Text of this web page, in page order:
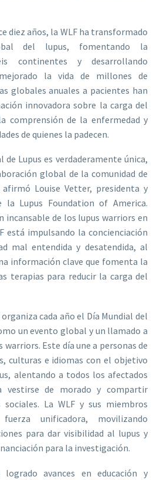
diez años, la WLF ha transformado
del lupus, fomentando la
continentes y desarrollando
la vida de millones de
globales anuales a pacientes han
innovadora sobre la carga del
comprensión de la enfermedad y
de quienes la padecen.
de Lupus es verdaderamente única,
global de la comunidad de
afirmó Louise Vetter, presidenta y
la Lupus Foundation of America.
incansable de los lupus warriors en
está impulsando la concienciación
mal entendida y desatendida, al
información clave que fomenta la
terapias para reducir la carga del
cada año el Día Mundial del
un evento global y un llamado a
warriors. Este día une a personas de
culturas e idiomas con el objetivo
alentando a todos los afectados
vestirse de morado y compartir
La WLF y sus miembros
unificadora, movilizando
para dar visibilidad al lupus y
para la investigación.
avances en educación y